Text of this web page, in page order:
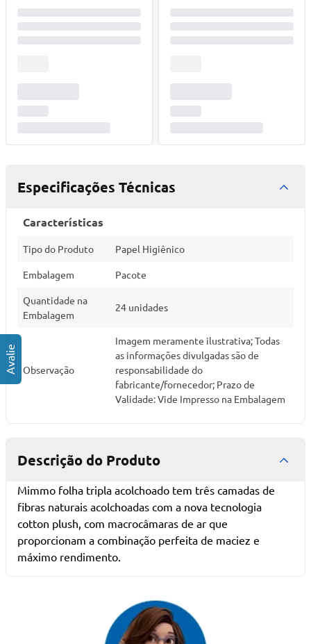
Especificações Técnicas
Características
Tipo do Produto Papel Higiênico
Embalagem Pacote
Quantidade na
Embalagem
24 unidades
Observação
Imagem meramente ilustrativa; Todas
as informações divulgadas são de
responsabilidade do
fabricante/fornecedor; Prazo de
Validade: Vide Impresso na Embalagem
Descrição do Produto
Mimmo folha tripla acolchoado tem três camadas de
fibras naturais acolchoadas com a nova tecnologia
cotton plush, com macrocâmaras de ar que
proporcionam a combinação perfeita de maciez e
máximo rendimento.